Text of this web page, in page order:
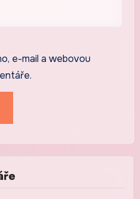
e-mail a webovou